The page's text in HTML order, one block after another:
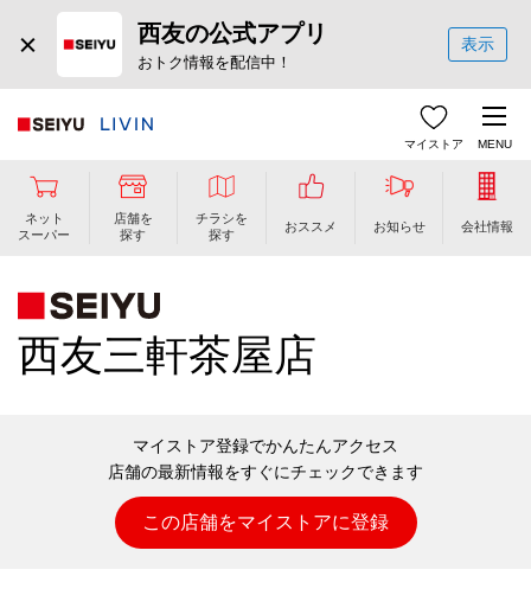
西友の公式アプリ
おトク情報を配信中！
表示
マイストア MENU
ネット
スーパー
店舗を
探す
チラシを
探す
おススメ お知らせ 会社情報
西友三軒茶屋店
マイストア登録でかんたんアクセス
店舗の最新情報をすぐにチェックできます
この店舗をマイストアに登録